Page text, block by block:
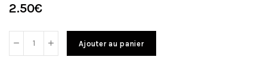
2.50€
Ajouter au panier